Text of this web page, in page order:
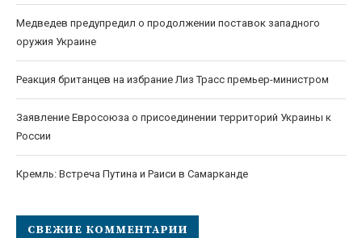
Медведев предупредил о продолжении поставок западного
оружия Украине
Реакция британцев на избрание Лиз Трасс премьер-министром
Заявление Евросоюза о присоединении территорий Украины к
России
Кремль: Встреча Путина и Раиси в Самарканде
СВЕЖИЕ КОММЕНТАРИИ